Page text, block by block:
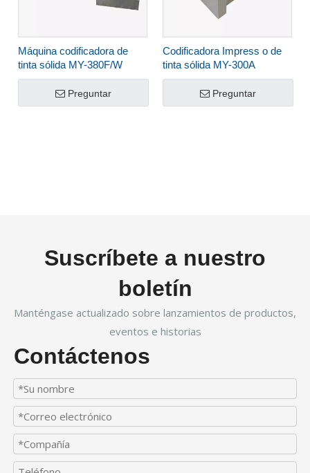
Máquina codificadora de
tinta sólida MY-380F/W
Preguntar
Codificadora Impress o de
tinta sólida MY-300A
Preguntar
Suscríbete a nuestro
boletín
Manténgase actualizado sobre lanzamientos de productos,
eventos e historias
Contáctenos